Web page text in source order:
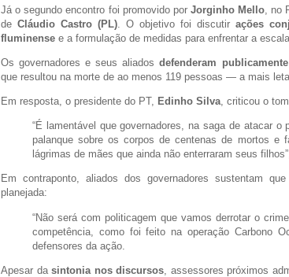
Já o segundo encontro foi promovido por Jorginho Mello ,
de Cláudio Castro (PL) . O objetivo foi discutir ações
fluminense e a formulação de medidas para enfrentar a
Os governadores e seus aliadosdefenderam
que resultou na morte de ao menos 119 pessoas — a mais
Em resposta, o presidente do PT, Edinho Silva, criticou o
“É lamentável que governadores, na saga de atacar o
palanque sobre os corpos de centenas de mortos e
lágrimas de mães que ainda não enterraram seus
Em contraponto, aliados dos governadores sustentam
planejada:
“Não será com politicagem que vamos derrotar o
competência, como foi feito na operação Carbono
defensores da ação.
Apesar dasintonia nos discursos , assessores próximos